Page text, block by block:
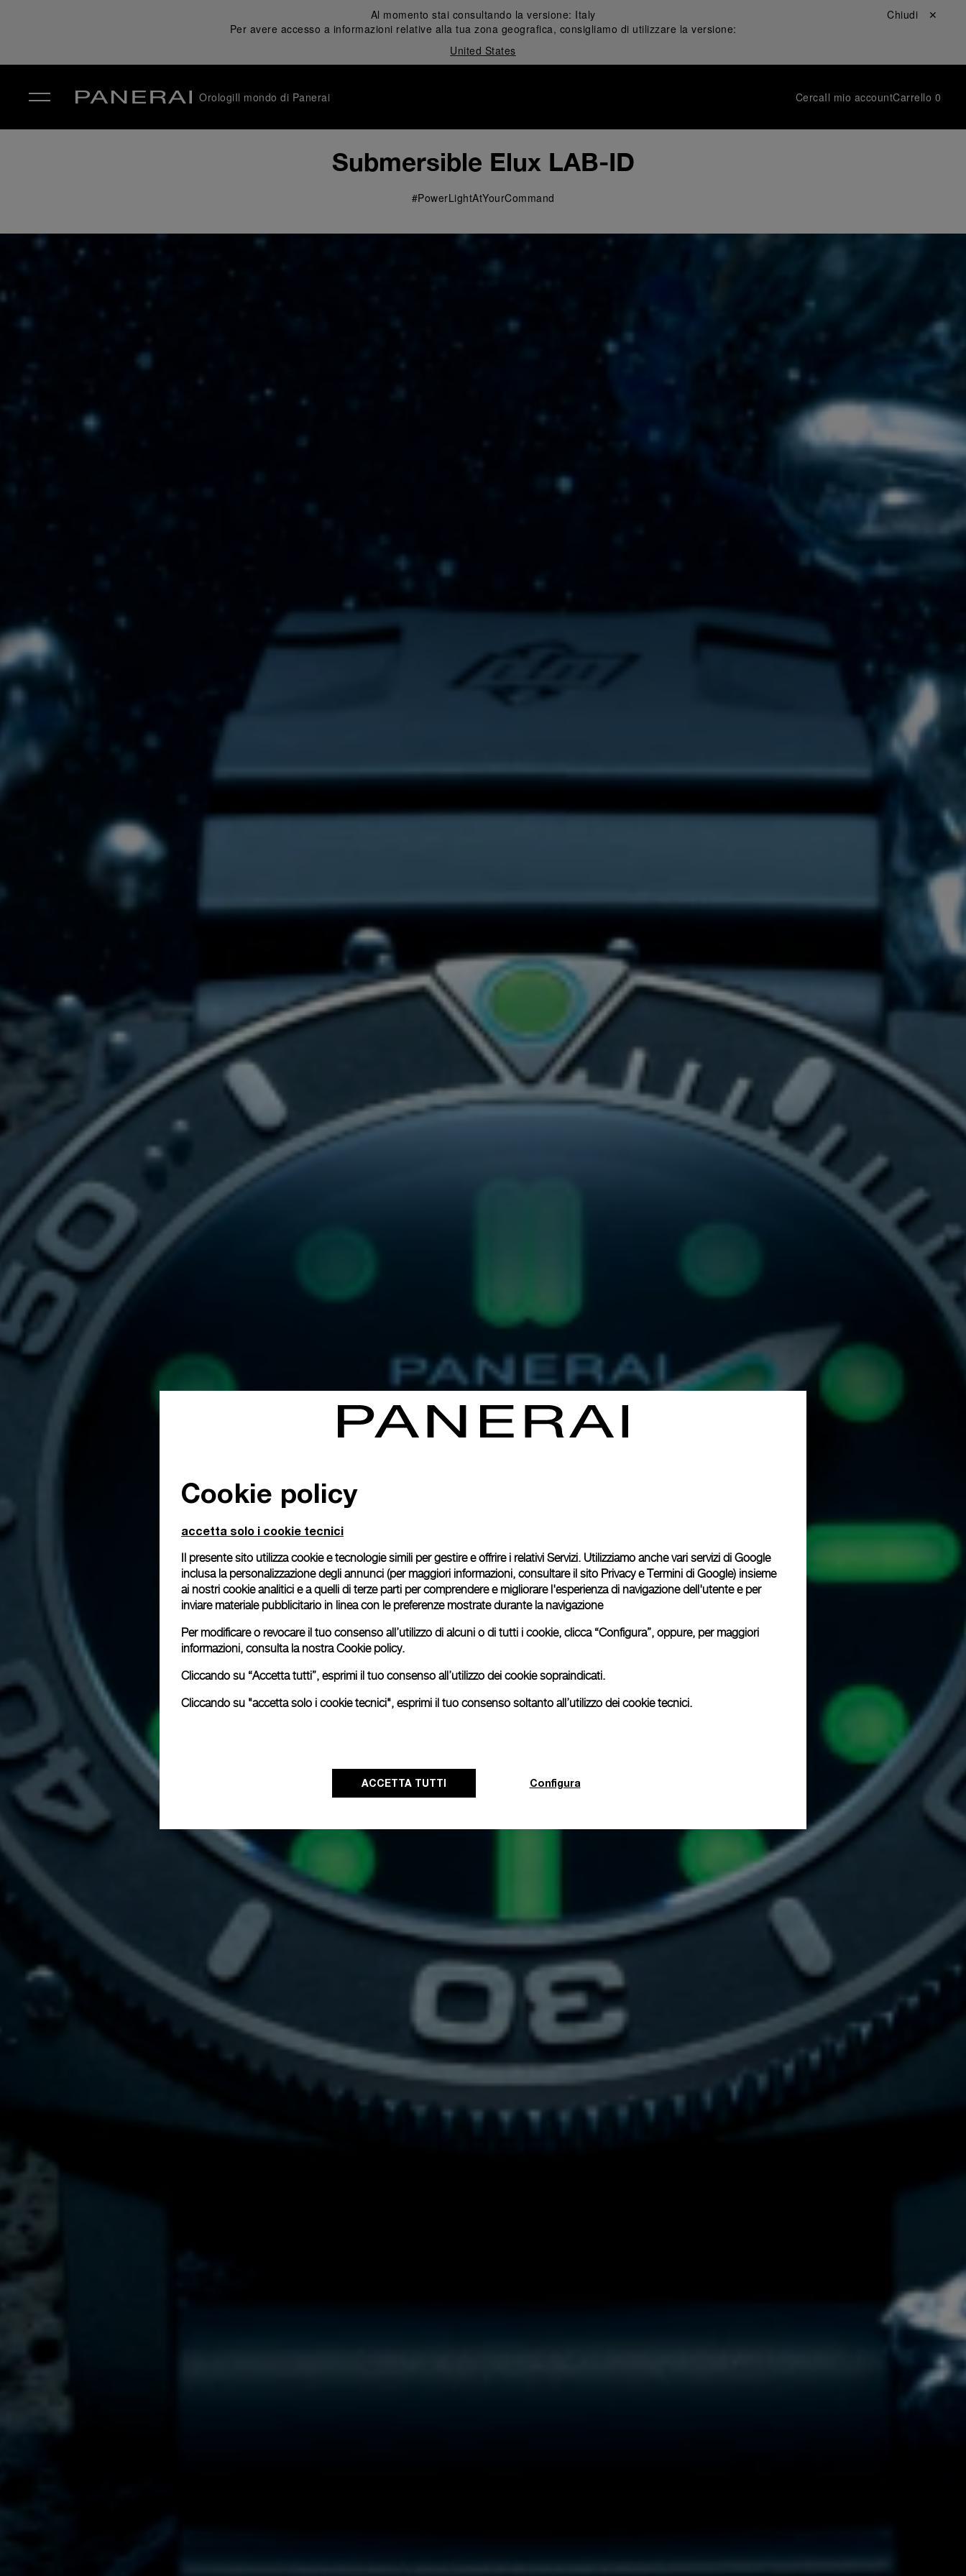
Al momento stai consultando la versione: Italy
Per avere accesso a informazioni relative alla tua zona geografica, consigliamo di utilizzare la versione:
United States
Chiudi ✕
OrologiIl mondo di Panerai CercaIl mio accountCarrello 0
Submersible Elux LAB-ID
#PowerLightAtYourCommand
Cookie policy
accetta solo i cookie tecnici
Il presente sito utilizza cookie e tecnologie simili per gestire e offrire i relativi Servizi. Utilizziamo anche vari servizi di Google
inclusa la personalizzazione degli annunci (per maggiori informazioni, consultare il sito Privacy e Termini di Google) insieme
ai nostri cookie analitici e a quelli di terze parti per comprendere e migliorare l'esperienza di navigazione dell'utente e per
inviare materiale pubblicitario in linea con le preferenze mostrate durante la navigazione
Per modificare o revocare il tuo consenso all’utilizzo di alcuni o di tutti i cookie, clicca “Configura”, oppure, per maggiori
informazioni, consulta la nostraCookie policy.
Cliccando su “Accetta tutti”, esprimi il tuo consenso all’utilizzo dei cookie sopraindicati.
Cliccando su "accetta solo i cookie tecnici", esprimi il tuo consenso soltanto all’utilizzo dei cookie tecnici.
ACCETTA TUTTI Configura